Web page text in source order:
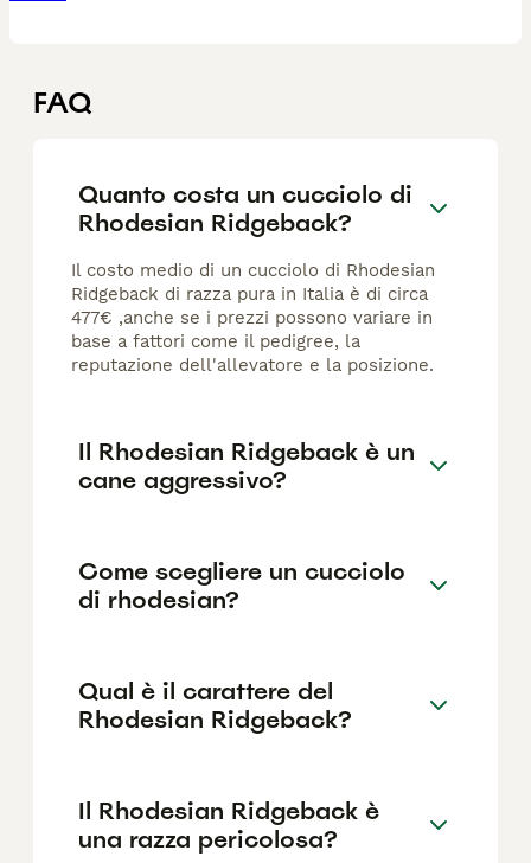
FAQ
Quanto costa un cucciolo di
Rhodesian Ridgeback?
Il costo medio di un cucciolo di Rhodesian
Ridgeback di razza pura in Italia è di circa
477€ ,anche se i prezzi possono variare in
base a fattori come il pedigree, la
reputazione dell'allevatore e la posizione.
Il Rhodesian Ridgeback è un
cane aggressivo?
Come scegliere un cucciolo
di rhodesian?
Qual è il carattere del
Rhodesian Ridgeback?
Il Rhodesian Ridgeback è
una razza pericolosa?